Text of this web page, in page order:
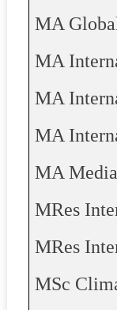
MA
MA
MA
MA
MA
MRes
MRes
MSc